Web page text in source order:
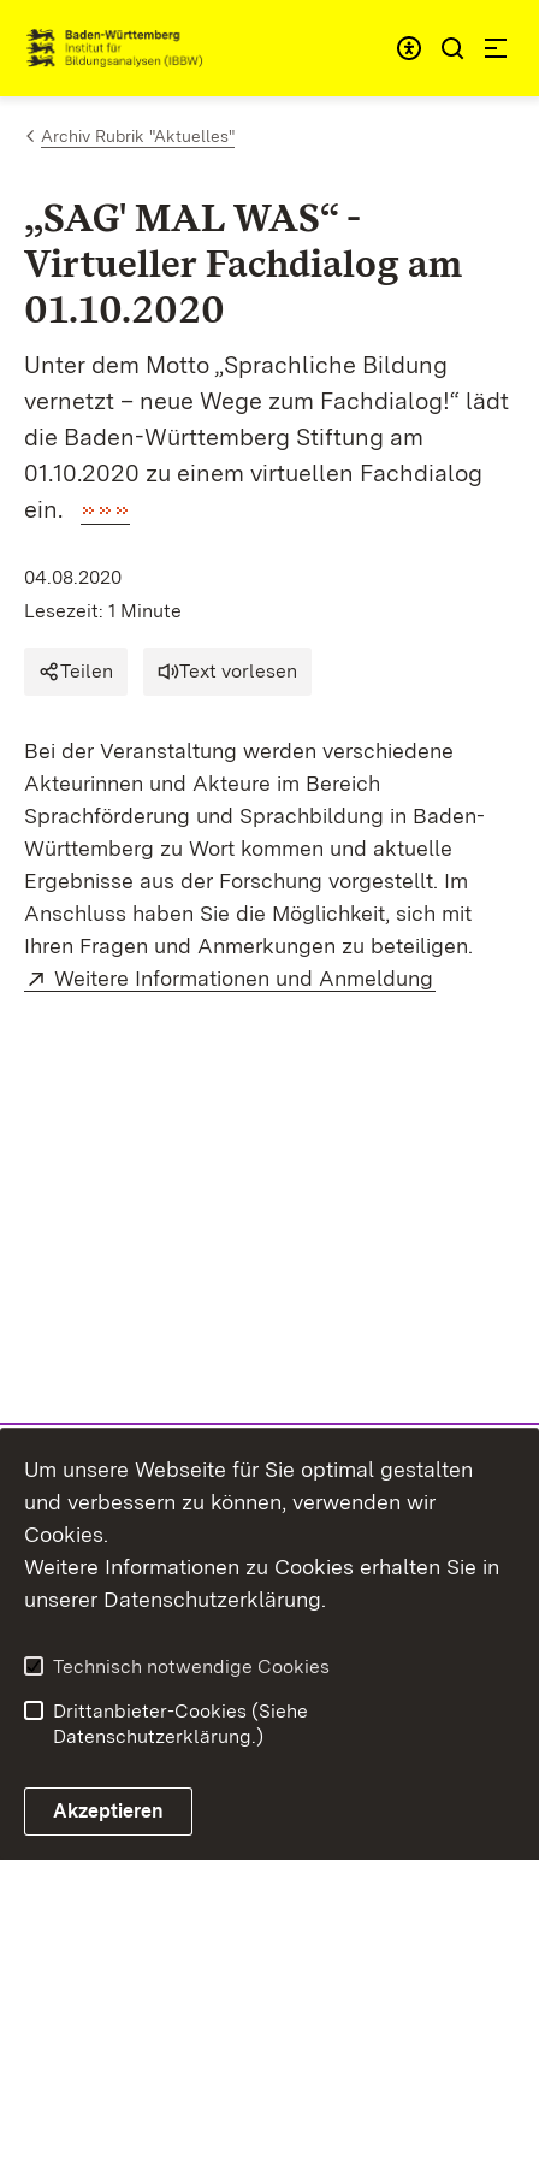
Zum Inhalt springen
Link zur Startseite
Archiv Rubrik "Aktuelles"
„SAG' MAL WAS“ -
Virtueller Fachdialog am
01.10.2020
Unter dem Motto „Sprachliche Bildung
vernetzt – neue Wege zum Fachdialog!“ lädt
die Baden-Württemberg Stiftung am
01.10.2020 zu einem virtuellen Fachdialog
ein.
04.08.2020
Lesezeit: 1 Minute
Teilen Text vorlesen
Bei der Veranstaltung werden verschiedene
Akteurinnen und Akteure im Bereich
Sprachförderung und Sprachbildung in Baden-
Württemberg zu Wort kommen und aktuelle
Ergebnisse aus der Forschung vorgestellt. Im
Anschluss haben Sie die Möglichkeit, sich mit
Ihren Fragen und Anmerkungen zu beteiligen.
Extern:
Weitere Informationen und Anmeldung
Erklärung zur
Benutzungshinweise
Um unsere Webseite für Sie optimal gestalten
und verbessern zu können, verwenden wir
Cookies.
Weitere Informationen zu Cookies erhalten Sie in
unserer Datenschutzerklärung.
Technisch notwendige Cookies
Drittanbieter-Cookies (Siehe
Datenschutzerklärung.)
Akzeptieren